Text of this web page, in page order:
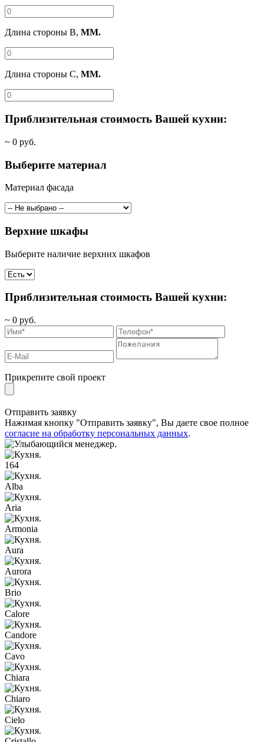
Длина стороны B, ММ.
Длина стороны C, ММ.
Приблизительная стоимость Вашей кухни:
~ 0 руб.
Выберите материал
Материал фасада
Верхние шкафы
Выберите наличие верхних шкафов
Приблизительная стоимость Вашей кухни:
~ 0 руб.
Прикрепите свой проект
Отправить заявку
Нажимая кнопку "Отправить заявку", Вы даете свое полное
согласие на обработку персональных данных.
164
Alba
Aria
Armonia
Aura
Aurora
Brio
Calore
Candore
Cavo
Chiara
Chiaro
Cielo